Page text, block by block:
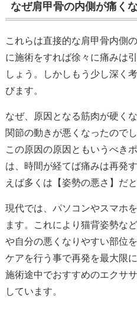
なぜ肩甲骨の内側が痛く
これらは直接的な肩甲骨内側
に施術をすれば徐々に痛みは
しょう。しかしもう少し深く
びます。
なぜ、原因となる筋肉が硬く
関節の動きが悪くなったので
この原因の原因ともいうべき
は、時間が経てば痛みは再発
えば多くは【姿勢の悪さ】だと
現代では、パソコンやスマホ
ます。これにより猫背姿勢な
や自分の悪くなりやすい部位
ケアを行う事で再発を最大限
施術途中でおすすめのエクサ
しています。